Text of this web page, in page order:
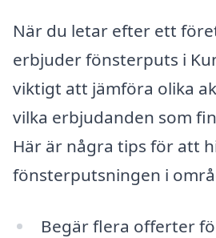
När du letar efter ett
erbjuder fönsterputs i
viktigt att jämföra olika
vilka erbjudanden som
Här är några tips för att
fönsterputsningen i
Begär flera offerter